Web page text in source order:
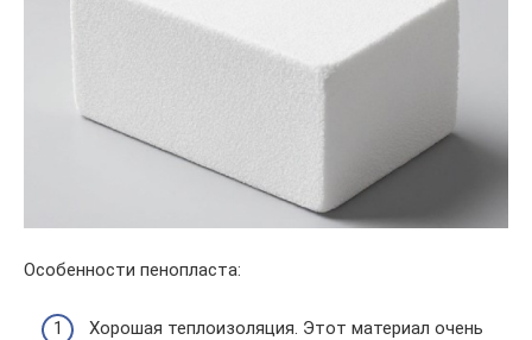
Особенности пенопласта:
Хорошая теплоизоляция. Этот материал очень